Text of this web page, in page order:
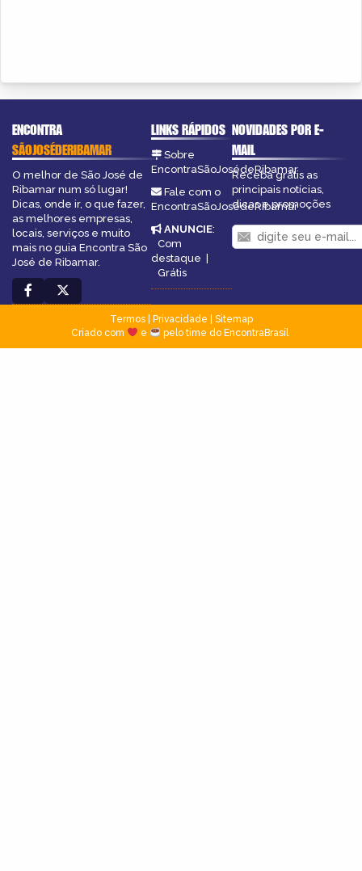
ENCONTRA
SÃOJOSÉDERIBAMAR
O melhor de São José de
Ribamar num só lugar!
Dicas, onde ir, o que fazer,
as melhores empresas,
locais, serviços e muito
mais no guia Encontra São
José de Ribamar.
LINKS RÁPIDOS
Sobre
EncontraSãoJosédeRibamar
Fale com o
EncontraSãoJosédeRibamar
ANUNCIE:
Com
destaque |
Grátis
NOVIDADES POR E-
MAIL
Receba grátis as
principais notícias,
dicas e promoções
Termos| Privacidade
Sitemap
Criado com
e pelo time do EncontraBrasil